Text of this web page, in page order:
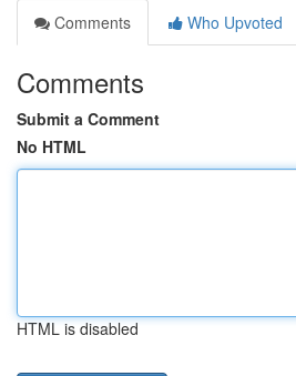
Comments
Who Upvoted
Comments
Submit a Comment
No HTML
HTML is disabled